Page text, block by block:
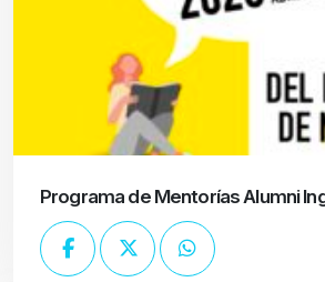
Programa de Mentorías Alumni